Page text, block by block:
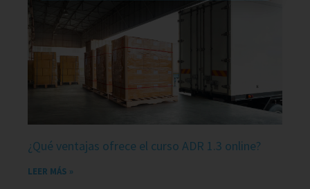
¿Qué ventajas ofrece el curso ADR 1.3 online?
LEER MÁS »